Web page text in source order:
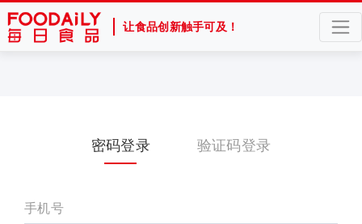
让食品创新触手可及！
密码登录 验证码登录
手机号